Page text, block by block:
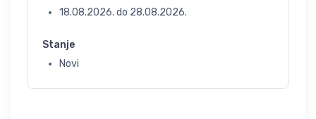
18.08.2026. do 28.08.2026.
Stanje
Novi